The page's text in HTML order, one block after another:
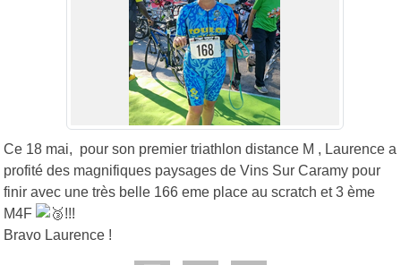
Ce 18 mai, pour son premier triathlon distance M , Laurence a
profité des magnifiques paysages de Vins Sur Caramy pour
finir avec une très belle 166 eme place au scratch et 3 ème
M4F
!!!
Bravo Laurence !